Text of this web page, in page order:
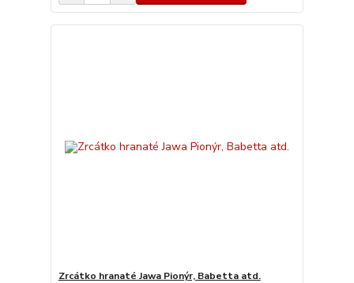
Zrcátko hranaté Jawa Pionýr, Babetta atd.